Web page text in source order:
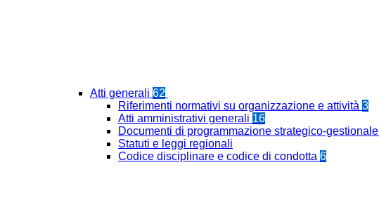
Atti generali 62
Riferimenti normativi su organizzazione e attività 3
Atti amministrativi generali 16
Documenti di programmazione strategico-gestionale
Statuti e leggi regionali
Codice disciplinare e codice di condotta 6